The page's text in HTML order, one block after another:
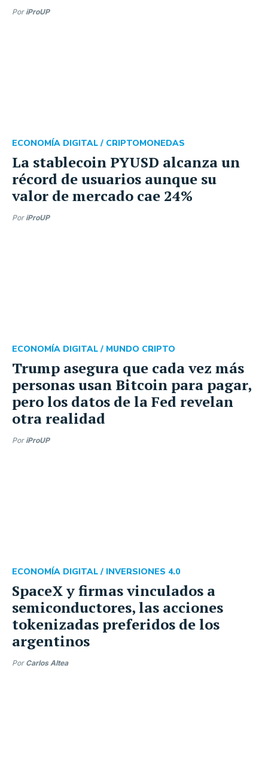
Por iProUP
La stablecoin PYUSD alcanza un
récord de usuarios aunque su
valor de mercado cae 24%
ECONOMÍA DIGITAL / CRIPTOMONEDAS
Por iProUP
Trump asegura que cada vez más
personas usan Bitcoin para pagar,
pero los datos de la Fed revelan
otra realidad
ECONOMÍA DIGITAL / MUNDO CRIPTO
Por iProUP
SpaceX y firmas vinculados a
semiconductores, las acciones
tokenizadas preferidos de los
argentinos
ECONOMÍA DIGITAL / INVERSIONES 4.0
Por Carlos Altea